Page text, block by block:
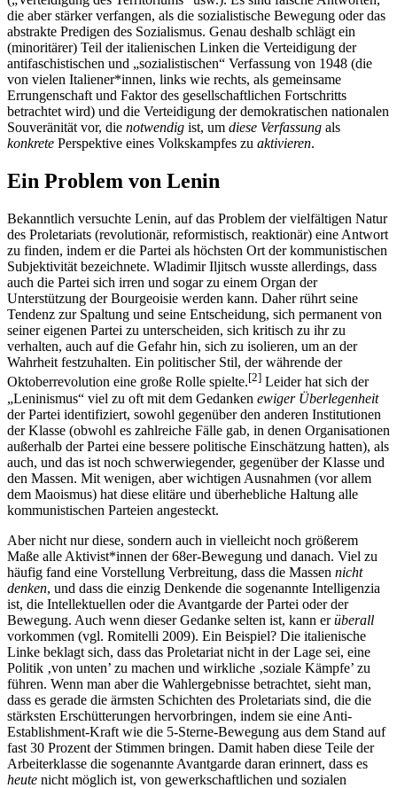
die aber stärker verfangen, als die sozialistische Bewegung oder das
abstrakte Predigen des Sozialismus. Genau deshalb schlägt ein
(minoritärer) Teil der italienischen Linken die Verteidigung der
antifaschistischen und „sozialistischen“ Verfassung von 1948 (die
von vielen Italiener*innen, links wie rechts, als gemeinsame
Errungenschaft und Faktor des gesellschaftlichen Fortschritts
betrachtet wird) und die Verteidigung der demokratischen nationalen
Souveränität vor, die notwendig ist, um diese Verfassung als
konkrete Perspektive eines Volkskampfes zu aktivieren.
Ein Problem von Lenin
Bekanntlich versuchte Lenin, auf das Problem der vielfältigen Natur
des Proletariats (revolutionär, reformistisch, reaktionär) eine Antwort
zu finden, indem er die Partei als höchsten Ort der kommunistischen
Subjektivität bezeichnete. Wladimir Iljitsch wusste allerdings, dass
auch die Partei sich irren und sogar zu einem Organ der
Unterstützung der Bourgeoisie werden kann. Daher rührt seine
Tendenz zur Spaltung und seine Entscheidung, sich permanent von
seiner eigenen Partei zu unterscheiden, sich kritisch zu ihr zu
verhalten, auch auf die Gefahr hin, sich zu isolieren, um an der
Wahrheit festzuhalten. Ein politischer Stil, der währende der
Oktoberrevolution eine große Rolle spielte.[2] Leider hat sich der
„Leninismus“ viel zu oft mit dem Gedanken ewiger Überlegenheit
der Partei identifiziert, sowohl gegenüber den anderen Institutionen
der Klasse (obwohl es zahlreiche Fälle gab, in denen Organisationen
außerhalb der Partei eine bessere politische Einschätzung hatten), als
auch, und das ist noch schwerwiegender, gegenüber der Klasse und
den Massen. Mit wenigen, aber wichtigen Ausnahmen (vor allem
dem Maoismus) hat diese elitäre und überhebliche Haltung alle
kommunistischen Parteien angesteckt.
Aber nicht nur diese, sondern auch in vielleicht noch größerem
Maße alle Aktivist*innen der 68er-Bewegung und danach. Viel zu
häufig fand eine Vorstellung Verbreitung, dass die Massen nicht
denken, und dass die einzig Denkende die sogenannte Intelligenzia
ist, die Intellektuellen oder die Avantgarde der Partei oder der
Bewegung. Auch wenn dieser Gedanke selten ist, kann erüberall
vorkommen (vgl. Romitelli 2009). Ein Beispiel? Die italienische
Linke beklagt sich, dass das Proletariat nicht in der Lage sei, eine
Politik ‚von unten’ zu machen und wirkliche ‚soziale Kämpfe’ zu
führen. Wenn man aber die Wahlergebnisse betrachtet, sieht man,
dass es gerade die ärmsten Schichten des Proletariats sind, die die
stärksten Erschütterungen hervorbringen, indem sie eine Anti-
Establishment-Kraft wie die 5-Sterne-Bewegung aus dem Stand auf
fast 30 Prozent der Stimmen bringen. Damit haben diese Teile der
Arbeiterklasse die sogenannte Avantgarde daran erinnert, dass es
heute nicht möglich ist, von gewerkschaftlichen und sozialen